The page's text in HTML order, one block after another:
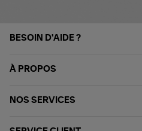
BESOIN D'AIDE ?
À PROPOS
NOS SERVICES